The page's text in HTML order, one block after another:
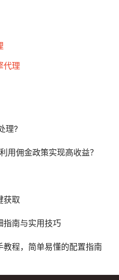
代理
理?
用佣金政策实现高收益？
获取
指南与实用技巧
程，简单易懂的配置指南